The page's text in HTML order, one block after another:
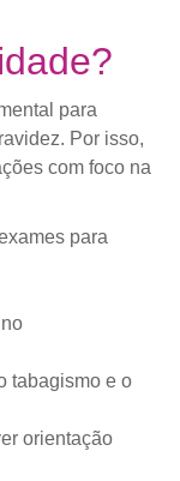
para
Por isso,
com foco na
para
tabagismo e o
orientação